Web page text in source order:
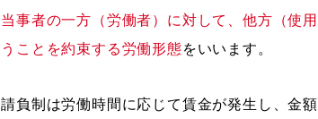
当事者の一方（労働者）に対して、他方（使
うことを約束する労働形態をいいます。
請負制は労働時間に応じて賃金が発生し、金